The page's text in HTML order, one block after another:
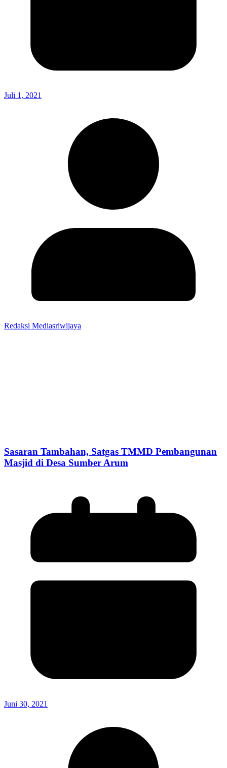
Juli 1, 2021
Redaksi Mediasriwijaya
Sasaran Tambahan, Satgas TMMD Pembangunan
Masjid di Desa Sumber Arum
Juni 30, 2021